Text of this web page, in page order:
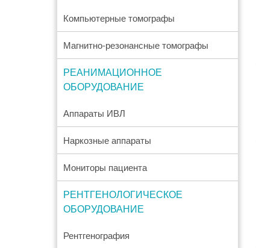
Компьютерные томографы
Магнитно-резонансные томографы
РЕАНИМАЦИОННОЕ
ОБОРУДОВАНИЕ
Аппараты ИВЛ
Наркозные аппараты
Мониторы пациента
РЕНТГЕНОЛОГИЧЕСКОЕ
ОБОРУДОВАНИЕ
Рентгенография